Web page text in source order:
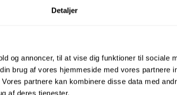
Detaljer
og annoncer, til at vise dig funktioner til sociale
brug af vores hjemmeside med vores partnere
partnere kan kombinere disse data med
af deres tjenester.